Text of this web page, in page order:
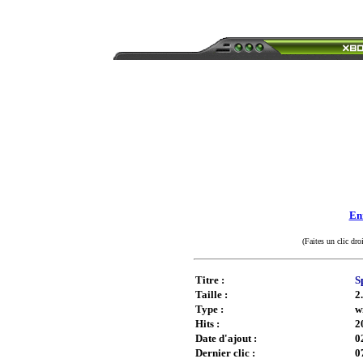
(Faites un clic
Titre :
Taille :
Type :
Hits :
Date d'ajout :
Dernier clic :